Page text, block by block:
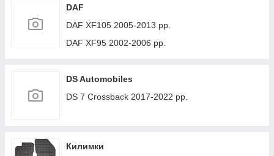
DAF
DAF XF105 2005-2013 рр.
DAF XF95 2002-2006 рр.
DS Automobiles
DS 7 Crossback 2017-2022 рр.
Килимки